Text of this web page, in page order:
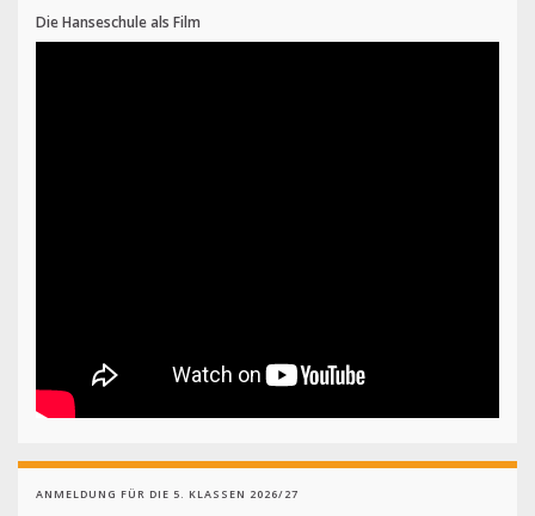
Die Hanseschule als Film
ANMELDUNG FÜR DIE 5. KLASSEN 2026/27